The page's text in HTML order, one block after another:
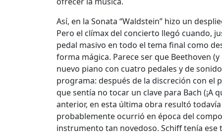
Así, en la Sonata “Waldstein” hizo un
Pero el clímax del concierto llegó cuando,
pedal masivo en todo el tema final como
forma mágica. Parece ser que Beethoven
nuevo piano con cuatro pedales y de
programa: después de la discreción con el
que sentía no tocar un clave para Bach
anterior, en esta última obra resultó
probablemente ocurrió en época del
instrumento tan novedoso. Schiff tenía